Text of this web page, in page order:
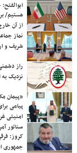
هستیم/
از آن
نماز
شریف و
راز
نزدیک به
«پیمان
پیامی
امنیتی
سناتور
کروز:
جمهوری